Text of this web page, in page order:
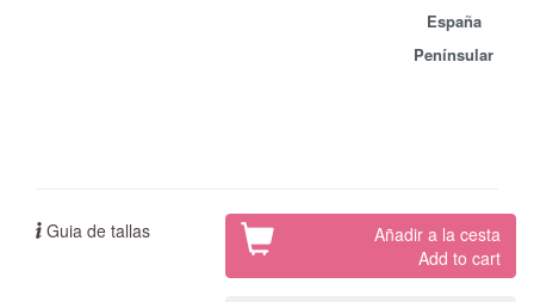
España
Penínsular
Guia de tallas
Añadir a la cesta
Add to cart